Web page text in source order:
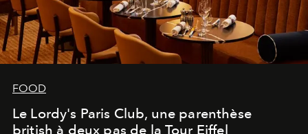
FOOD
Le Lordy's Paris Club, une parenthèse
british à deux pas de la Tour Eiffel